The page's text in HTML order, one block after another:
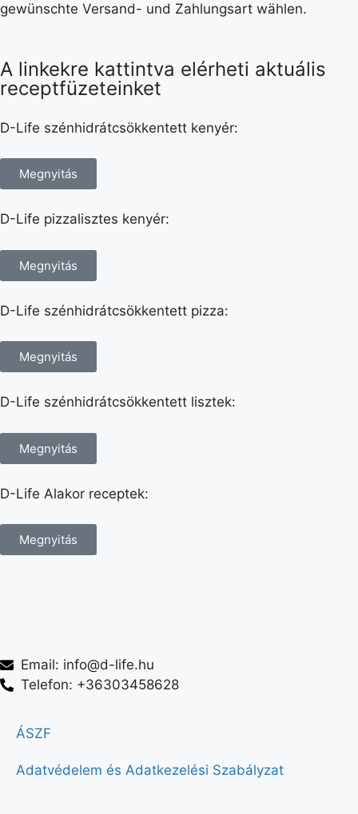
gewünschte Versand- und Zahlungsart wählen.
A linkekre kattintva elérheti aktuális
receptfüzeteinket
D-Life szénhidrátcsökkentett kenyér:
Megnyitás
D-Life pizzalisztes kenyér:
Megnyitás
D-Life szénhidrátcsökkentett pizza:
Megnyitás
D-Life szénhidrátcsökkentett lisztek:
Megnyitás
D-Life Alakor receptek:
Megnyitás
Email: info@d-life.hu
Telefon: +36303458628
ÁSZF
Adatvédelem és Adatkezelési Szabályzat